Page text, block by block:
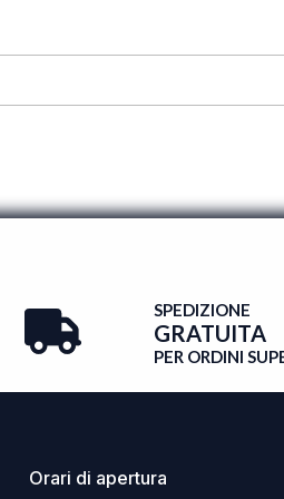
SPEDIZIONE
GRATUITA
PER ORDINI
Orari di apertura